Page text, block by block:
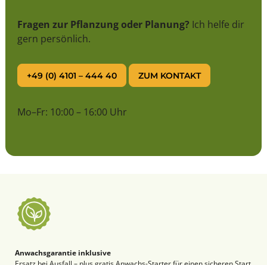
Fragen zur Pflanzung oder Planung? Ich helfe dir
gern persönlich.
+49 (0) 4101 – 444 40 ZUM KONTAKT
Mo–Fr: 10:00 – 16:00 Uhr
Anwachsgarantie inklusive